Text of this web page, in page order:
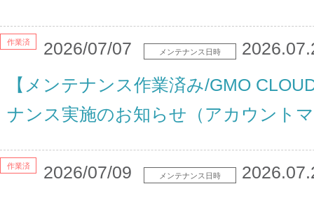
2026/07/07 メンテナンス日時
作業済
【メンテナンス作業済み/GMO
ナンス実施のお知らせ（アカウント
2026/07/09 メンテナンス日時
作業済